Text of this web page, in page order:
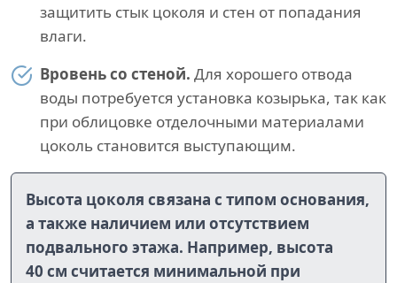
защитить стык цоколя и стен от попадания
влаги.
Вровень со стеной. Для хорошего отвода
воды потребуется установка козырька, так как
при облицовке отделочными материалами
цоколь становится выступающим.
Высота цоколя связана с типом основания,
а также наличием или отсутствием
подвального этажа. Например, высота
40 см считается минимальной при